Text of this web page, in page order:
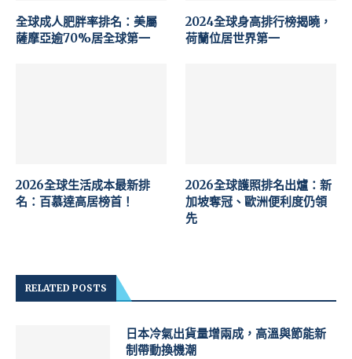
全球成人肥胖率排名：美屬
薩摩亞逾70%居全球第一
2024全球身高排行榜揭曉，
荷蘭位居世界第一
2026全球生活成本最新排
名：百慕達高居榜首！
2026全球護照排名出爐：新
加坡奪冠、歐洲便利度仍領
先
RELATED POSTS
日本冷氣出貨量增兩成，高溫與節能新
制帶動換機潮